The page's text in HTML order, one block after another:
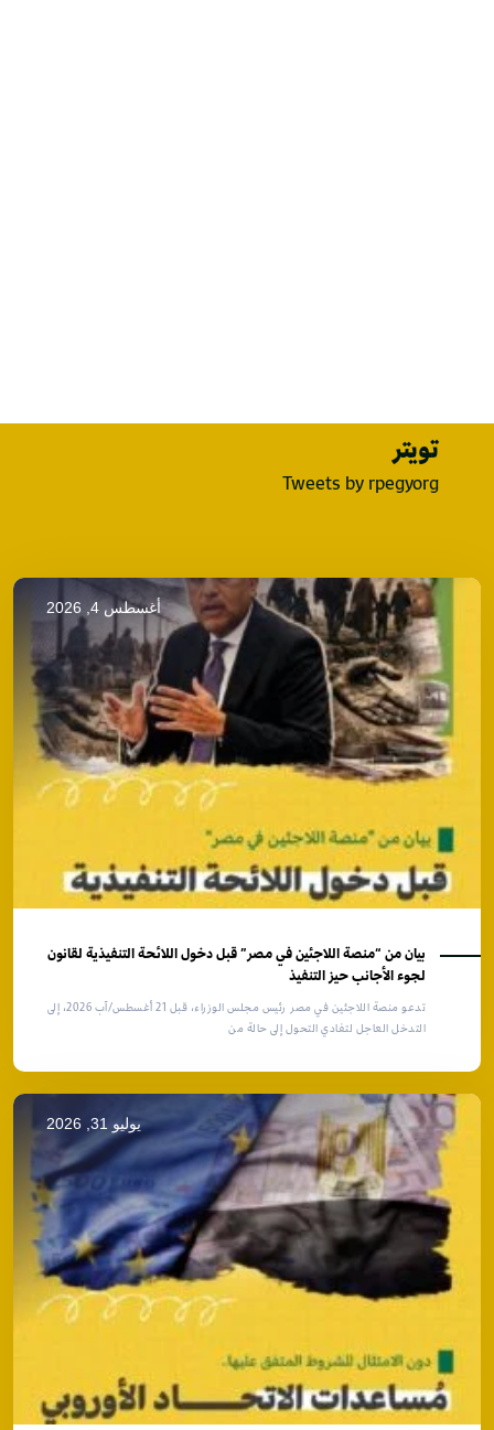
تويتر
Tweets by rpegyorg
أغسطس 4, 2026
بيان من “منصة اللاجئين في مصر” قبل دخول اللائحة التنفيذية لقانون
لجوء الأجانب حيز التنفيذ
تدعو منصة اللاجئين في مصر رئيس مجلس الوزراء، قبل 21 أغسطس/آب 2026، إلى
التدخل العاجل لتفادي التحول إلى حالة من
يوليو 31, 2026